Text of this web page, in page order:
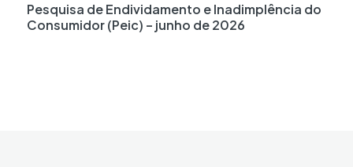
Pesquisa de Endividamento e Inadimplência do
Consumidor (Peic) – junho de 2026